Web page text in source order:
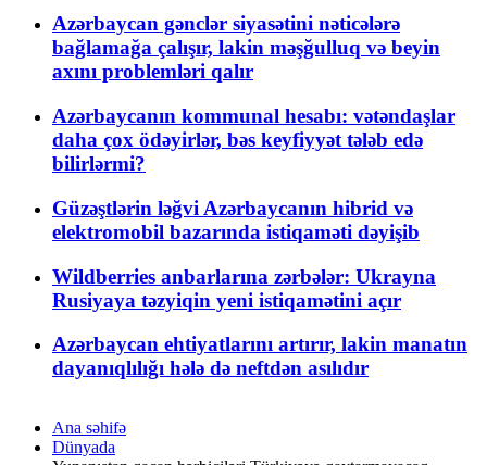
Azərbaycan gənclər siyasətini nəticələrə
bağlamağa çalışır, lakin məşğulluq və beyin
axını problemləri qalır
Azərbaycanın kommunal hesabı: vətəndaşlar
daha çox ödəyirlər, bəs keyfiyyət tələb edə
bilirlərmi?
Güzəştlərin ləğvi Azərbaycanın hibrid və
elektromobil bazarında istiqaməti dəyişib
Wildberries anbarlarına zərbələr: Ukrayna
Rusiyaya təzyiqin yeni istiqamətini açır
Azərbaycan ehtiyatlarını artırır, lakin manatın
dayanıqlılığı hələ də neftdən asılıdır
Ana səhifə
Dünyada